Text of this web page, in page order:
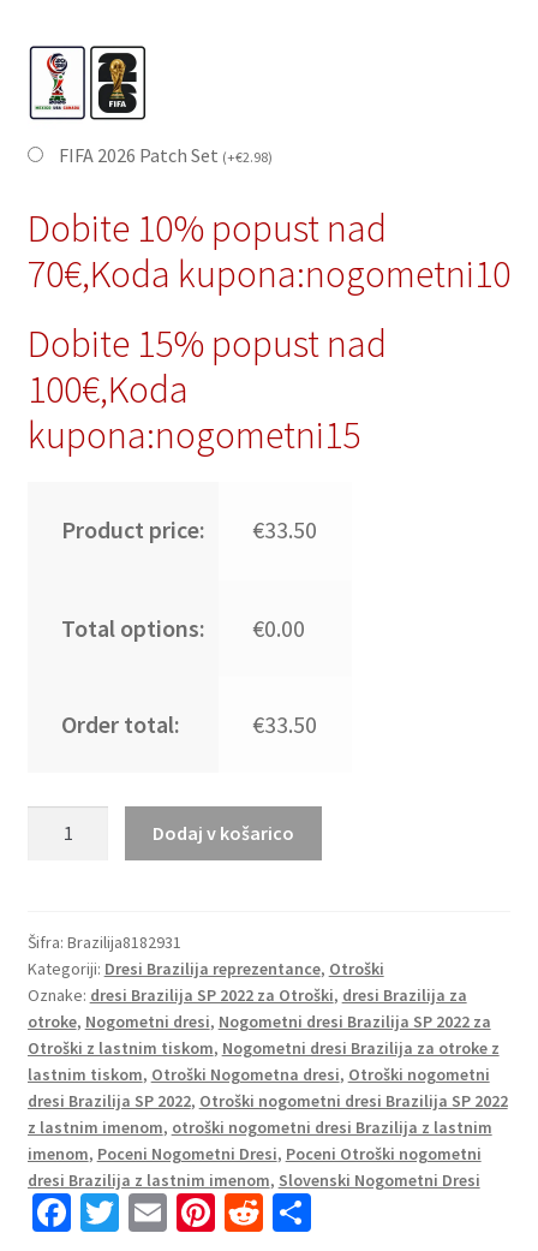
FIFA 2026 Patch Set (+€2.98)
Dobite 10% popust nad
70€,Koda kupona:nogometni10
Dobite 15% popust nad
100€,Koda
kupona:nogometni15
Product price: €33.50
Total options: €0.00
Order total: €33.50
Gostujoči
SP
2022
Kratek
Rokav
+
Kratke
hlače
količina
Dodaj v košarico
Šifra: Brazilija8182931
Kategoriji: Dresi Brazilija reprezentance, Otroški
Oznake: dresi Brazilija SP 2022 za Otroški, dresi Brazilija za
otroke, Nogometni dresi, Nogometni dresi Brazilija SP 2022 za
Otroški z lastnim tiskom, Nogometni dresi Brazilija za otroke z
lastnim tiskom, Otroški Nogometna dresi, Otroški nogometni
dresi Brazilija SP 2022, Otroški nogometni dresi Brazilija SP 2022
z lastnim imenom, otroški nogometni dresi Brazilija z lastnim
imenom, Poceni Nogometni Dresi, Poceni Otroški nogometni
dresi Brazilija z lastnim imenom, Slovenski Nogometni Dresi
Fa T E Pi R S